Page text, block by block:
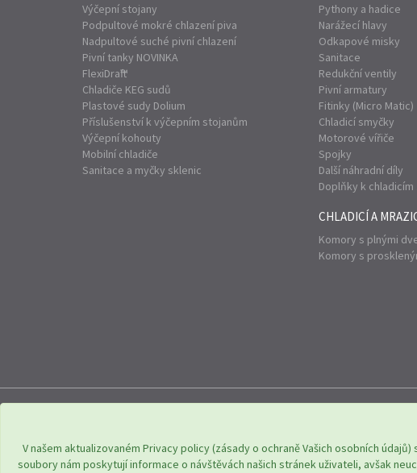
Výčepní stojany
Podpultové mokré chlazení piva
Nadpultové suché pivní chlazení
Pivní tanky NOVINKA
FlexiDraft™
Chladiče KEG sudů
Plastové sudy Dolium
Příslušenství k výčepním stojanům
Výčepní kohouty
Mobilní chladiče
Sanitace a myčky sklenic
Pythony a hadice
Narážecí hlavy
Odkapové misky
Sanitace
Redukční ventily
Pivní armatury
Fitinky (Micro Matic)
Chladicí smyčky
Motorové vířiče
Spojky
Další náhradní díly
Doplňky k chladicím
CHLADICÍ A
Komory s plnými
Komory s
V našem aktualizovaném Privacy policy (zásady o ochraně Vašich osobních
soubory nám poskytují informace o návštěvách našich stránek uživateli, avšak